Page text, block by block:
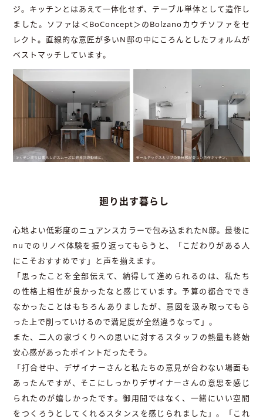
ジ。キッチンとはあえて一体化せず、テーブル単体として造作し
ました。ソファは＜BoConcept＞のBolzanoカウチソファをセ
レクト。直線的な意匠が多いN邸の中にころんとしたフォルムが
ベストマッチしています。
廻り出す暮らし
心地よい低彩度のニュアンスカラーで包み込まれたN邸。最後に
nuでのリノベ体験を振り返ってもらうと、「こだわりがある人
にこそおすすめです」と声を揃えます。
「思ったことを全部伝えて、納得して進められるのは、私たち
の性格上相性が良かったなと感じています。予算の都合ででき
なかったことはもちろんありましたが、意図を汲み取ってもら
った上で削っていけるので満足度が全然違うなって」。
また、二人の家づくりへの思いに対するスタッフの熱量も終始
安心感があったポイントだったそう。
「打合せ中、デザイナーさんと私たちの意見が合わない場面も
あったんですが、そこにしっかりデザイナーさんの意思を感じ
られたのが嬉しかったです。御用聞ではなく、一緒にいい空間
をつくろうとしてくれるスタンスを感じられました」。「これ